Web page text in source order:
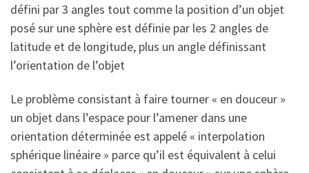
défini par 3 angles tout comme la position d’un objet
posé sur une sphère est définie par les 2 angles de
latitude et de longitude, plus un angle définissant
l’orientation de l’objet
Le problème consistant à faire tourner « en douceur »
un objet dans l’espace pour l’amener dans une
orientation déterminée est appelé « interpolation
sphérique linéaire » parce qu’il est équivalent à celui